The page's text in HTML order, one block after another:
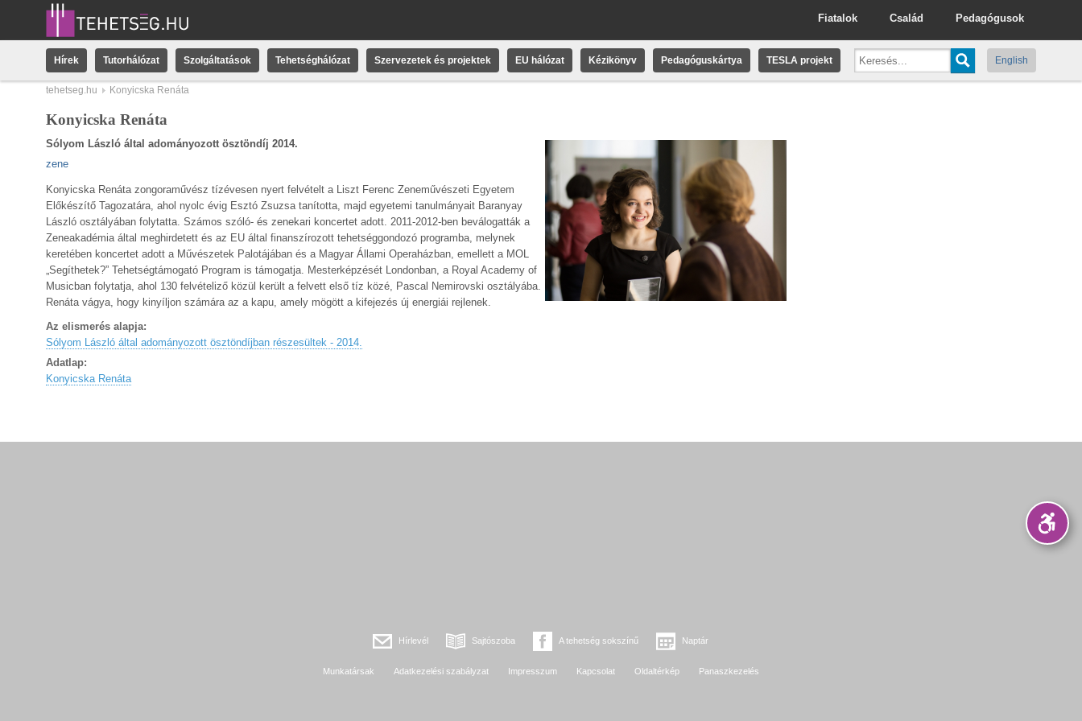
Pedagógusok
Család
Fiatalok
Hírek Tutorhálózat Szolgáltatások Tehetséghálózat Szervezetek és projektek EU hálózat Kézikönyv Pedagóguskártya TESLA projekt English
tehetseg.hu Konyicska Renáta
Konyicska Renáta
Sólyom László által adományozott ösztöndíj 2014.
zene
Konyicska Renáta zongoraművész tízévesen nyert felvételt a Liszt Ferenc Zeneművészeti Egyetem
Előkészítő Tagozatára, ahol nyolc évig Esztó Zsuzsa tanította, majd egyetemi tanulmányait Baranyay
László osztályában folytatta. Számos szóló- és zenekari koncertet adott. 2011-2012-ben beválogatták a
Zeneakadémia által meghirdetett és az EU által finanszírozott tehetséggondozó programba, melynek
keretében koncertet adott a Művészetek Palotájában és a Magyar Állami Operaházban, emellett a MOL
„Segíthetek?” Tehetségtámogató Program is támogatja. Mesterképzését Londonban, a Royal Academy of
Musicban folytatja, ahol 130 felvételiző közül került a felvett első tíz közé, Pascal Nemirovski osztályába.
Renáta vágya, hogy kinyíljon számára az a kapu, amely mögött a kifejezés új energiái rejlenek.
Az elismerés alapja:
Sólyom László által adományozott ösztöndíjban részesültek - 2014.
Adatlap:
Konyicska Renáta
Hírlevél Sajtószoba A tehetség sokszínű Naptár
Munkatársak Adatkezelési szabályzat Impresszum Kapcsolat Oldaltérkép Panaszkezelés